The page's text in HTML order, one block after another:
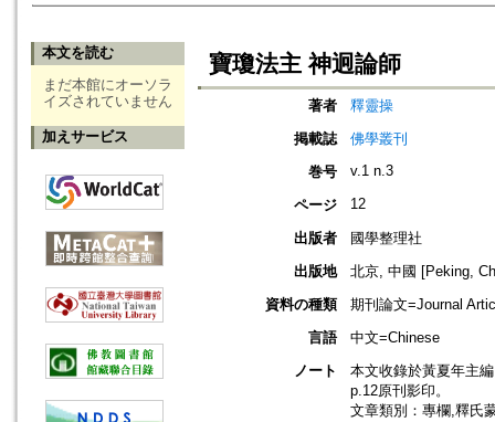
本文を読む
まだ本館にオーソラ
イズされていません
加えサービス
寶瓊法主 神迥論師
著者
釋靈操
掲載誌
佛學叢刊
巻号
v.1 n.3
ページ 12
出版者
國學整理社
出版地
北京, 中國 [Peking,
資料の種類
期刊論文=Journal
言語
中文=Chinese
ノート
本文收錄於黃夏年主
p.12原刊影印。
文章類別：專欄,釋氏